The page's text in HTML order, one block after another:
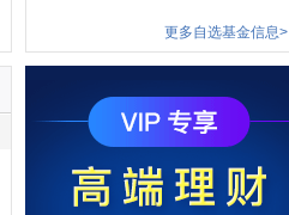
更多自选基金信息>